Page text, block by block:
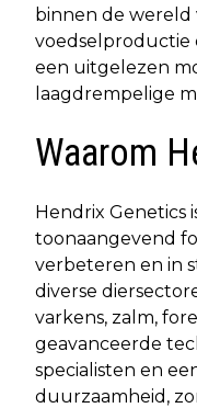
binnen de wereld
voedselproductie
een uitgelezen
laagdrempelige
Waarom
Hendrix Genetics
toonaangevend
verbeteren en in
diverse
varkens, zalm,
geavanceerde
specialisten en
duurzaamheid,